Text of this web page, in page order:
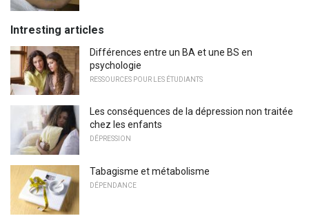
Intresting articles
Différences entre un BA et une BS en
psychologie
RESSOURCES POUR LES ÉTUDIANTS
Les conséquences de la dépression non traitée
chez les enfants
DÉPRESSION
Tabagisme et métabolisme
DÉPENDANCE